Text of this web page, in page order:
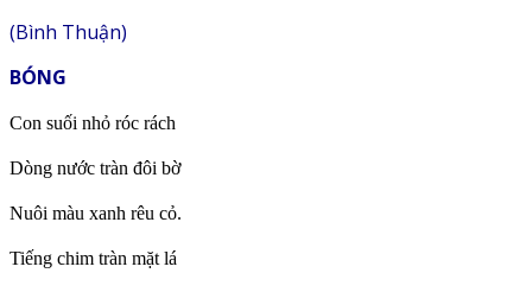
(Bình Thuận)
BÓNG
Con suối nhỏ róc rách
Dòng nước tràn đôi bờ
Nuôi màu xanh rêu cỏ.
Tiếng chim tràn mặt lá